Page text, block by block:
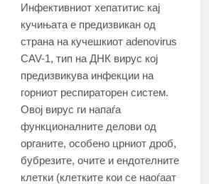
Инфективниот хепатитис кај
кучињата е предизвикан од
страна на кучешкиот adenovirus
CAV-1, тип на ДНК вирус кој
предизвикува инфекции на
горниот респираторен систем.
Овој вирус ги напаѓа
функционалните делови од
органите, особено црниот дроб,
бубрезите, очите и ендотелните
клетки (клетките кои се наоѓаат